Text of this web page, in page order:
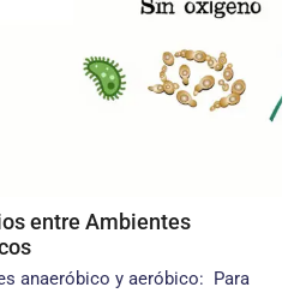
entre Ambientes
anaeróbico y aeróbico: Para